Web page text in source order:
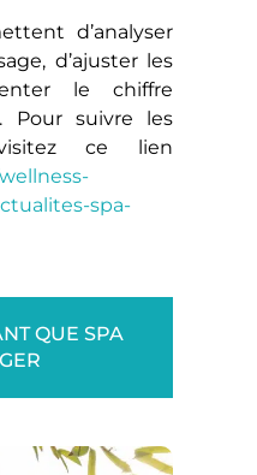
d’analyser
d’ajuster les
le chiffre
Pour suivre les
ce lien
spa-
QUE SPA